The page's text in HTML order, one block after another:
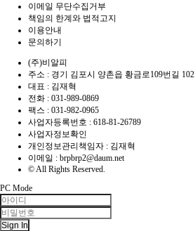
이메일 무단수집거부
책임의 한계와 법적고지
이용안내
문의하기
(주)비알피
주소 : 경기 김포시 양촌읍 황금로109번길 102
대표 : 김재혁
전화 : 031-989-0869
팩스 : 031-982-0965
사업자등록번호 : 618-81-26789
사업자정보확인
개인정보관리책임자 : 김재혁
이메일 : brpbrp2@daum.net
© All Rights Reserved.
PC Mode
Sign In